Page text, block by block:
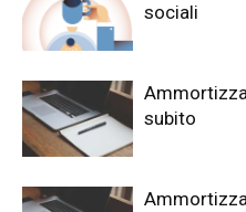
sociali
subito